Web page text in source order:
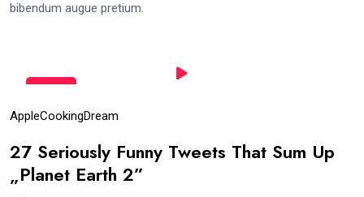
bibendum augue pretium.
lis
AppleCookingDream
27 Seriously Funny Tweets That Sum Up
„Planet Earth 2”